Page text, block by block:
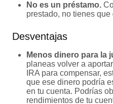
No es un préstamo.
prestado, no tienes
Desventajas
Menos dinero para la
planeas volver a
IRA para compensar,
que ese dinero podría
en tu cuenta. Podrías
rendimientos de tu